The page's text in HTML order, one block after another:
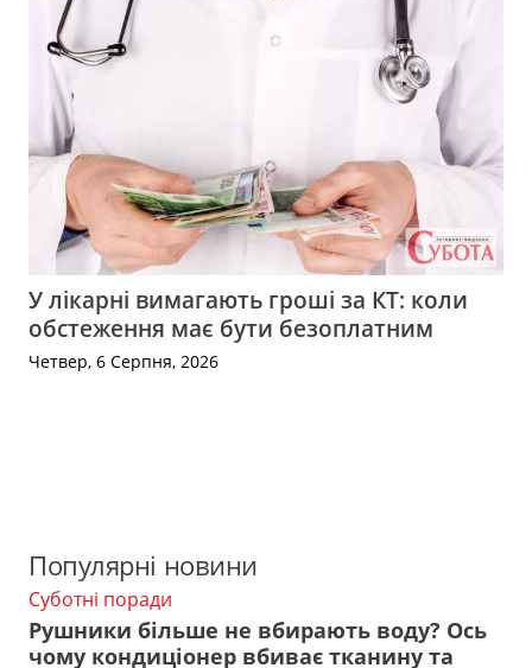
У лікарні вимагають гроші за КТ: коли
обстеження має бути безоплатним
Четвер, 6 Серпня, 2026
Популярні новини
Суботні поради
Рушники більше не вбирають воду? Ось
чому кондиціонер вбиває тканину та